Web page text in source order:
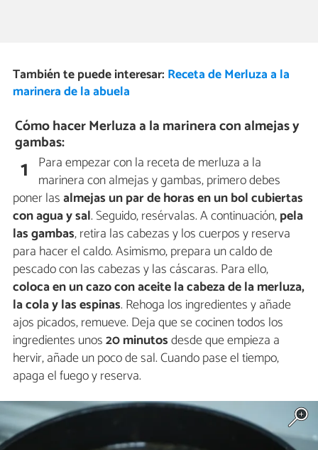
También te puede interesar: Receta de Merluza a la
marinera de la abuela
Cómo hacer Merluza a la marinera con almejas y
gambas:
1 Para empezar con la receta de merluza a la
marinera con almejas y gambas, primero debes
poner lasalmejas un par de horas en un bol cubiertas
con agua y sal. Seguido, resérvalas. A continuación,pela
las gambas, retira las cabezas y los cuerpos y reserva
para hacer el caldo. Asimismo, prepara un caldo de
pescado con las cabezas y las cáscaras. Para ello,
coloca en un cazo con aceite la cabeza de la merluza,
la cola y las espinas. Rehoga los ingredientes y añade
ajos picados, remueve. Deja que se cocinen todos los
ingredientes unos20 minutosdesde que empieza a
hervir, añade un poco de sal. Cuando pase el tiempo,
apaga el fuego y reserva.